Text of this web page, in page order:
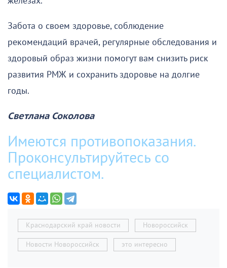
Забота о своем здоровье, соблюдение
рекомендаций врачей, регулярные обследования и
здоровый образ жизни помогут вам снизить риск
развития РМЖ и сохранить здоровье на долгие
годы.
Светлана Соколова
Имеются противопоказания.
Проконсультируйтесь со
специалистом.
Краснодарский край новости Новороссийск
Новости Новороссийск это интересно